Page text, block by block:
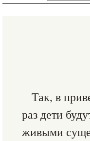
Так, в
раз дети
живыми